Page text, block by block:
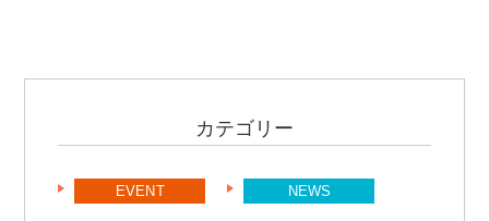
カテゴリー
EVENT NEWS